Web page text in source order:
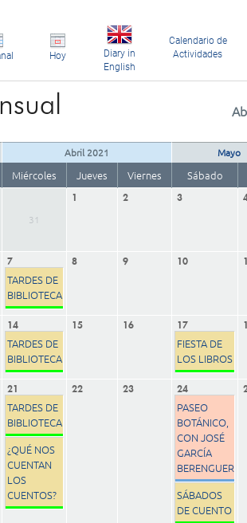
Hoy
Diary in
English
Calendario de
Actividades
Abril 2021 Mayo
Miércoles Jueves Viernes Sábado
31
1 2 3
7
TARDES DE
BIBLIOTECA
8 9 10
14
TARDES DE
BIBLIOTECA
15 16 17
FIESTA DE
LOS LIBROS
21
TARDES DE
BIBLIOTECA
¿QUÉ NOS
CUENTAN
LOS
CUENTOS?
22 23 24
PASEO
BOTÁNICO,
CON JOSÉ
GARCÍA
BERENGUER
SÁBADOS
DE CUENTO